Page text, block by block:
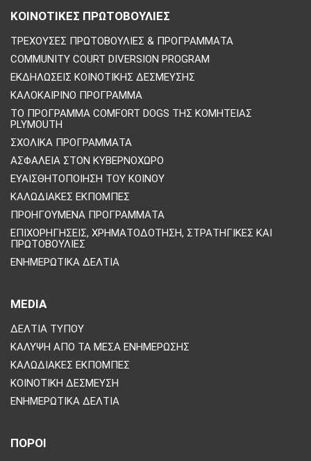
ΚΟΙΝΟΤΙΚΈΣ ΠΡΩΤΟΒΟΥΛΊΕΣ
ΤΡΈΧΟΥΣΕΣ ΠΡΩΤΟΒΟΥΛΊΕΣ & ΠΡΟΓΡΆΜΜΑΤΑ
COMMUNITY COURT DIVERSION PROGRAM
ΕΚΔΗΛΏΣΕΙΣ ΚΟΙΝΟΤΙΚΉΣ ΔΈΣΜΕΥΣΗΣ
ΚΑΛΟΚΑΙΡΙΝΌ ΠΡΌΓΡΑΜΜΑ
ΤΟ ΠΡΌΓΡΑΜΜΑ COMFORT DOGS ΤΗΣ ΚΟΜΗΤΕΊΑΣ
PLYMOUTH
ΣΧΟΛΙΚΆ ΠΡΟΓΡΆΜΜΑΤΑ
ΑΣΦΆΛΕΙΑ ΣΤΟΝ ΚΥΒΕΡΝΟΧΏΡΟ
ΕΥΑΙΣΘΗΤΟΠΟΊΗΣΗ ΤΟΥ ΚΟΙΝΟΎ
ΚΑΛΩΔΙΑΚΈΣ ΕΚΠΟΜΠΈΣ
ΠΡΟΗΓΟΎΜΕΝΑ ΠΡΟΓΡΆΜΜΑΤΑ
ΕΠΙΧΟΡΗΓΉΣΕΙΣ, ΧΡΗΜΑΤΟΔΌΤΗΣΗ, ΣΤΡΑΤΗΓΙΚΈΣ ΚΑΙ
ΠΡΩΤΟΒΟΥΛΊΕΣ
ΕΝΗΜΕΡΩΤΙΚΆ ΔΕΛΤΊΑ
MEDIA
ΔΕΛΤΊΑ ΤΎΠΟΥ
ΚΆΛΥΨΗ ΑΠΌ ΤΑ ΜΈΣΑ ΕΝΗΜΈΡΩΣΗΣ
ΚΑΛΩΔΙΑΚΈΣ ΕΚΠΟΜΠΈΣ
ΚΟΙΝΟΤΙΚΉ ΔΈΣΜΕΥΣΗ
ΕΝΗΜΕΡΩΤΙΚΆ ΔΕΛΤΊΑ
ΠΟΡΟΙ